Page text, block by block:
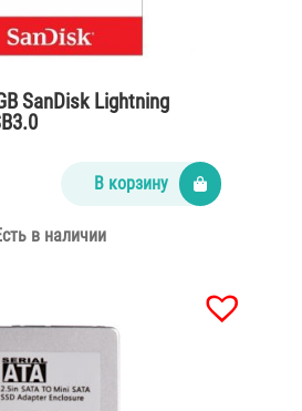
SanDisk Lightning
В корзину
в наличии